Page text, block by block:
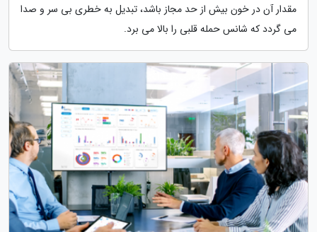
مقدار آن در خون بیش از حد مجاز باشد، تبدیل به خطری بی سر و صدا
می گردد که شانس حمله قلبی را بالا می برد.